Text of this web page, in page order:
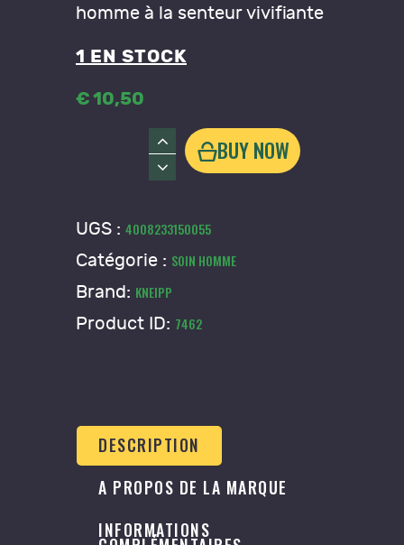
homme à la senteur vivifiante
1 EN STOCK
€10,50
douche
homme
"Cool
Freshness"
BUY NOW
UGS : 4008233150055
Catégorie : SOIN HOMME
Brand: KNEIPP
Product ID: 7462
DESCRIPTION
A PROPOS DE LA MARQUE
INFORMATIONS